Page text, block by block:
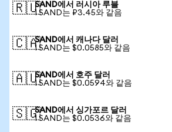
🇷🇺SAND에서 러시아 루블
1 SAND는 ₽3.45와 같음
🇨🇦SAND에서 캐나다 달러
1 SAND는 $0.0585와 같음
🇦🇺SAND에서 호주 달러
1 SAND는 $0.0594와 같음
🇸🇬SAND에서 싱가포르 달러
1 SAND는 $0.0536와 같음